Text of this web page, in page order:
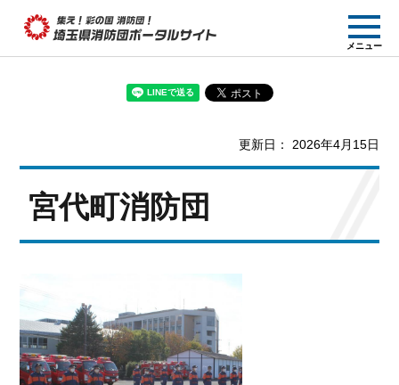
集え! 彩の国消防団!
埼玉県消防団ポー
タルサイト
メニュー
更新日： 2026年4月15日
宮代町消防団